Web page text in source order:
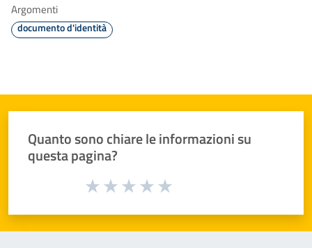
Argomenti
documento d'identità
Quanto sono chiare le informazioni su
questa pagina?
Valuta da 1 a 5 stelle la pagina